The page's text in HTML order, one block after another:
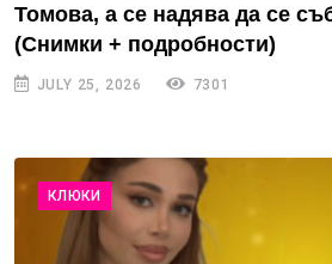
Томова, а се надява да се
(Снимки + подробности)
JULY 25, 2026 7301
КЛЮКИ